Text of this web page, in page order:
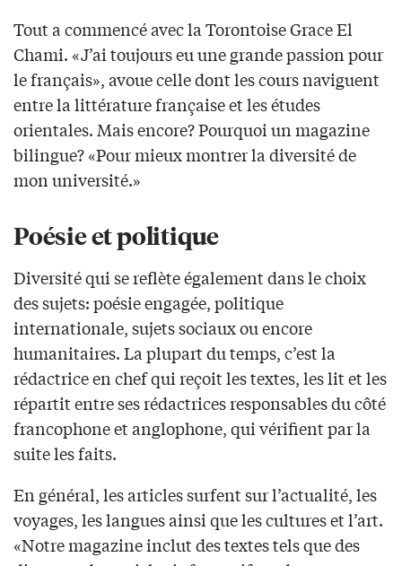
Tout a commencé avec la Torontoise Grace El
Chami. «J’ai toujours eu une grande passion pour
le français», avoue celle dont les cours naviguent
entre la littérature française et les études
orientales. Mais encore? Pourquoi un magazine
bilingue? «Pour mieux montrer la diversité de
mon université.»
Poésie et politique
Diversité qui se reflète également dans le choix
des sujets: poésie engagée, politique
internationale, sujets sociaux ou encore
humanitaires. La plupart du temps, c’est la
rédactrice en chef qui reçoit les textes, les lit et les
répartit entre ses rédactrices responsables du côté
francophone et anglophone, qui vérifient par la
suite les faits.
En général, les articles surfent sur l’actualité, les
voyages, les langues ainsi que les cultures et l’art.
«Notre magazine inclut des textes tels que des